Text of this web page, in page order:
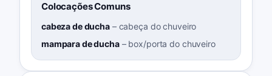
Colocações Comuns
cabeza de ducha – cabeça do chuveiro
mampara de ducha– box/porta do chuveiro